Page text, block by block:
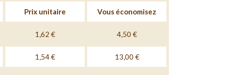
Prix unitaire Vous économisez
1,62 € 4,50 €
1,54 € 13,00 €